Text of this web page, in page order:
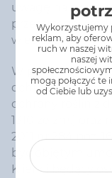
uwagę na zwroty
przestrzegaj
w etykiecie.
W przypadku
ochrony roślin w
ochrony roślin z
1310 ze zm.) oraz
2011 nr 284 poz.
być objętym
Klienci będący
Wykorzystujemy
reklam, aby
ruch w naszej
naszej
mogą połączyć
od Ciebie lub